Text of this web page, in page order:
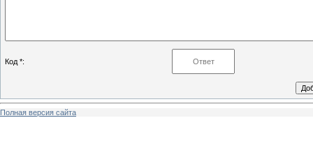
Код *:
Полная версия сайта